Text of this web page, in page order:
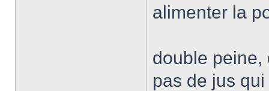
alimenter la
double peine,
pas de jus